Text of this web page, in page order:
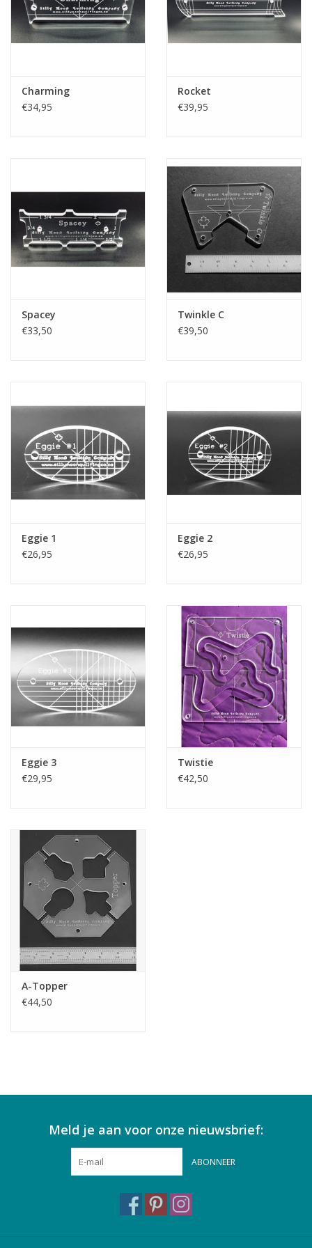
geen scherpe randen!
Inclusief non-sliptape voor extra weerstand, die desgewenst
eenvoudig kan worden aangebracht
Charming
€34,95
Rocket
€39,95
Spacey
€33,50
Twinkle C
€39,50
Eggie 1
€26,95
Eggie 2
€26,95
Eggie 3
€29,95
Twistie
€42,50
A-Topper
€44,50
Meld je aan voor onze nieuwsbrief:
ABONNEER